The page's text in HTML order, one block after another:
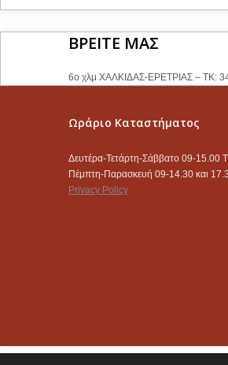
ΒΡΕΙΤΕ ΜΑΣ
6ο χλμ ΧΑΛΚΙΔΑΣ-ΕΡΕΤΡΙΑΣ – ΤΚ:
Ωράριο Καταστήματος
Δευτέρα-Τετάρτη-Σάββατο 09-15.00
Πέμπτη-Παρασκευή 09-14.30 και
Privacy Policy